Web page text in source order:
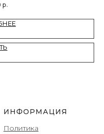
р.
ИНФОРМАЦИЯ
Политика